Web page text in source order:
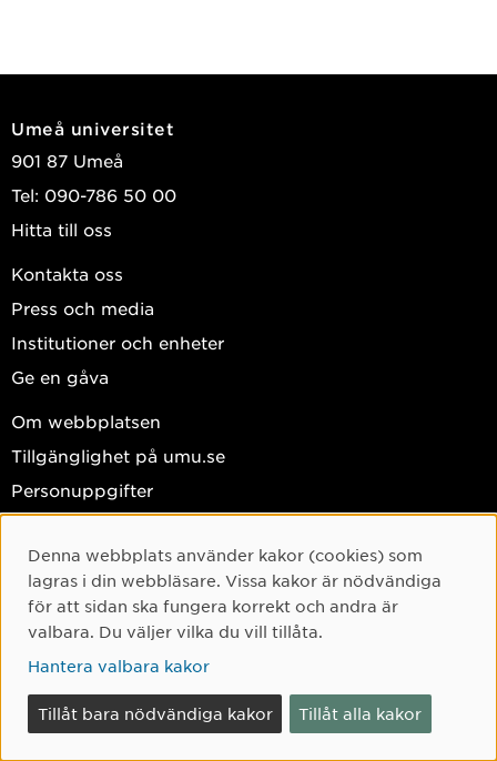
Umeå universitet
901 87 Umeå
Tel: 090-786 50 00
Hitta till oss
Kontakta oss
Press och media
Institutioner och enheter
Ge en gåva
Om webbplatsen
Tillgänglighet på umu.se
Personuppgifter
Facebook
Instagram
TikTok
Youtube
LinkedIn
Cookie-samtycke
Denna webbplats använder kakor (cookies) som
lagras i din webbläsare. Vissa kakor är nödvändiga
för att sidan ska fungera korrekt och andra är
valbara. Du väljer vilka du vill tillåta.
Hantera valbara kakor
Tillåt bara nödvändiga kakor Tillåt alla kakor